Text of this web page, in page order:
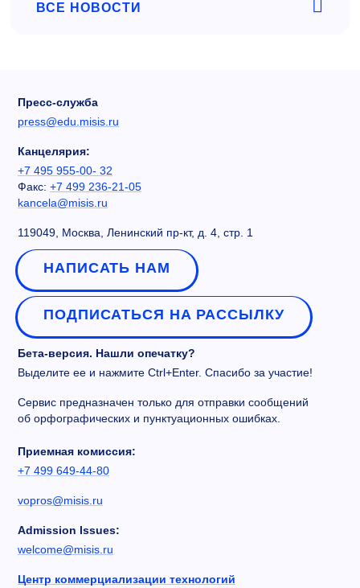
ВСЕ НОВОСТИ
Пресс-служба
press@edu.misis.ru
Канцелярия:
+7 495 955-00- 32
Факс: +7 499 236-21-05
kancela@misis.ru
119049, Москва, Ленинский пр-кт, д. 4, стр. 1
НАПИСАТЬ НАМ
ПОДПИСАТЬСЯ НА РАССЫЛКУ
Бета-версия. Нашли опечатку?
Выделите ее и нажмите Ctrl+Enter. Спасибо за участие!
Сервис предназначен только для отправки сообщений
об орфографических и пунктуационных ошибках.
Приемная комиссия:
+7 499 649-44-80
vopros@misis.ru
Admission Issues:
welcome@misis.ru
Центр коммерциализации технологий